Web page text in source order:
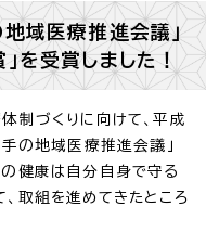
域医療推進会議」
を受賞しました！
制づくりに向けて、平成
の地域医療推進会議」
健康は自分自身で守る
取組を進めてきたところ